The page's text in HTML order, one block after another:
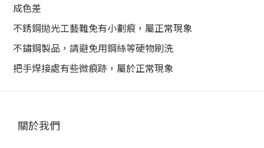
成色差
不銹鋼拋光工藝難免有小劃痕，屬正常現象
不鏽鋼製品，請避免用鋼絲等硬物刷洗
把手焊接處有些微痕跡，屬於正常現象
關於我們